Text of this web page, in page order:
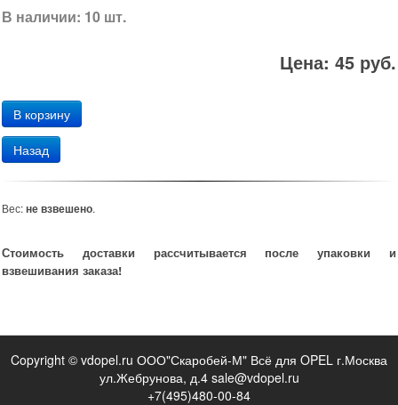
В наличии: 10 шт.
Цена: 45 руб.
Назад
Вес:не взвешено.
Стоимость доставки рассчитывается после упаковки и
взвешивания заказа!
Copyright © vdopel.ru ООО"Скаробей-М" Всё для OPEL г.Москва
ул.Жебрунова, д.4 sale@vdopel.ru
+7(495)480-00-84